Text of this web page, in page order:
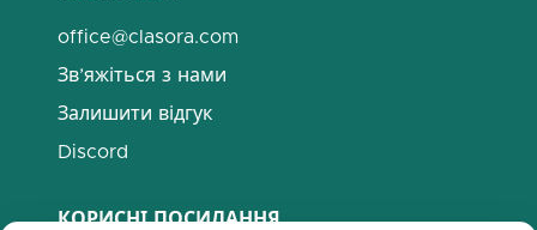
office@clasora.com
Зв’яжіться з нами
Залишити відгук
Discord
КОРИСНІ ПОСИЛАННЯ